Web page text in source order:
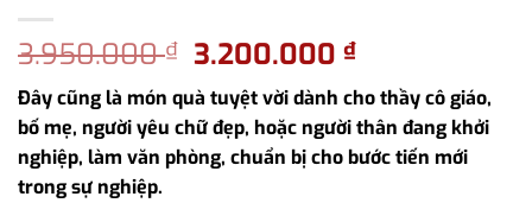
3.950.000₫ Giá
gốc
là:
3.950.000 ₫.
3.200.000₫Giá
hiện
tại
là:
3.200.000 ₫.
Đây cũng là món quà tuyệt vời dành cho thầy cô giáo,
bố mẹ, người yêu chữ đẹp, hoặc người thân đang khởi
nghiệp, làm văn phòng, chuẩn bị cho bước tiến mới
trong sự nghiệp.